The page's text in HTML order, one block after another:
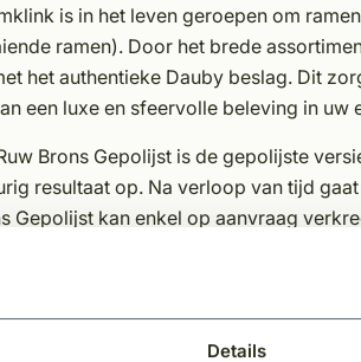
Details
is in het leven geroepen om
ramen). Door het brede
het authentieke Dauby beslag. Dit
een luxe en sfeervolle beleving in uw
Brons Gepolijst is de gepolijste
resultaat op. Na verloop van tijd
Gepolijst kan enkel op aanvraag